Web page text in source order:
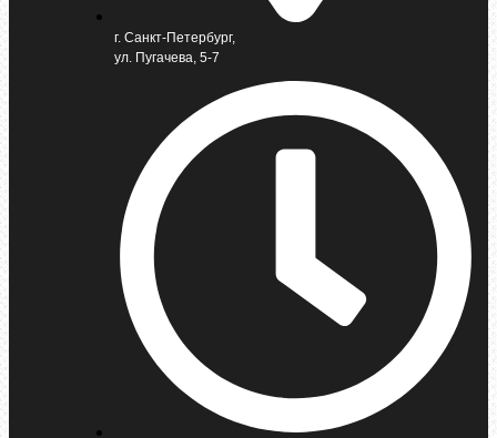
г. Санкт-Петербург,
ул. Пугачева, 5-7